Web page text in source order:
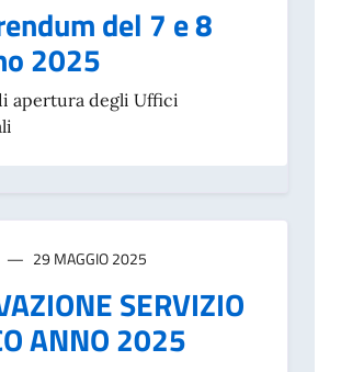
del 7 e 8
2025
apertura degli Uffici
29 MAGGIO 2025
SERVIZIO
ANNO 2025